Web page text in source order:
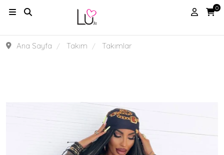
0
Ana Sayfa Takım Takımlar